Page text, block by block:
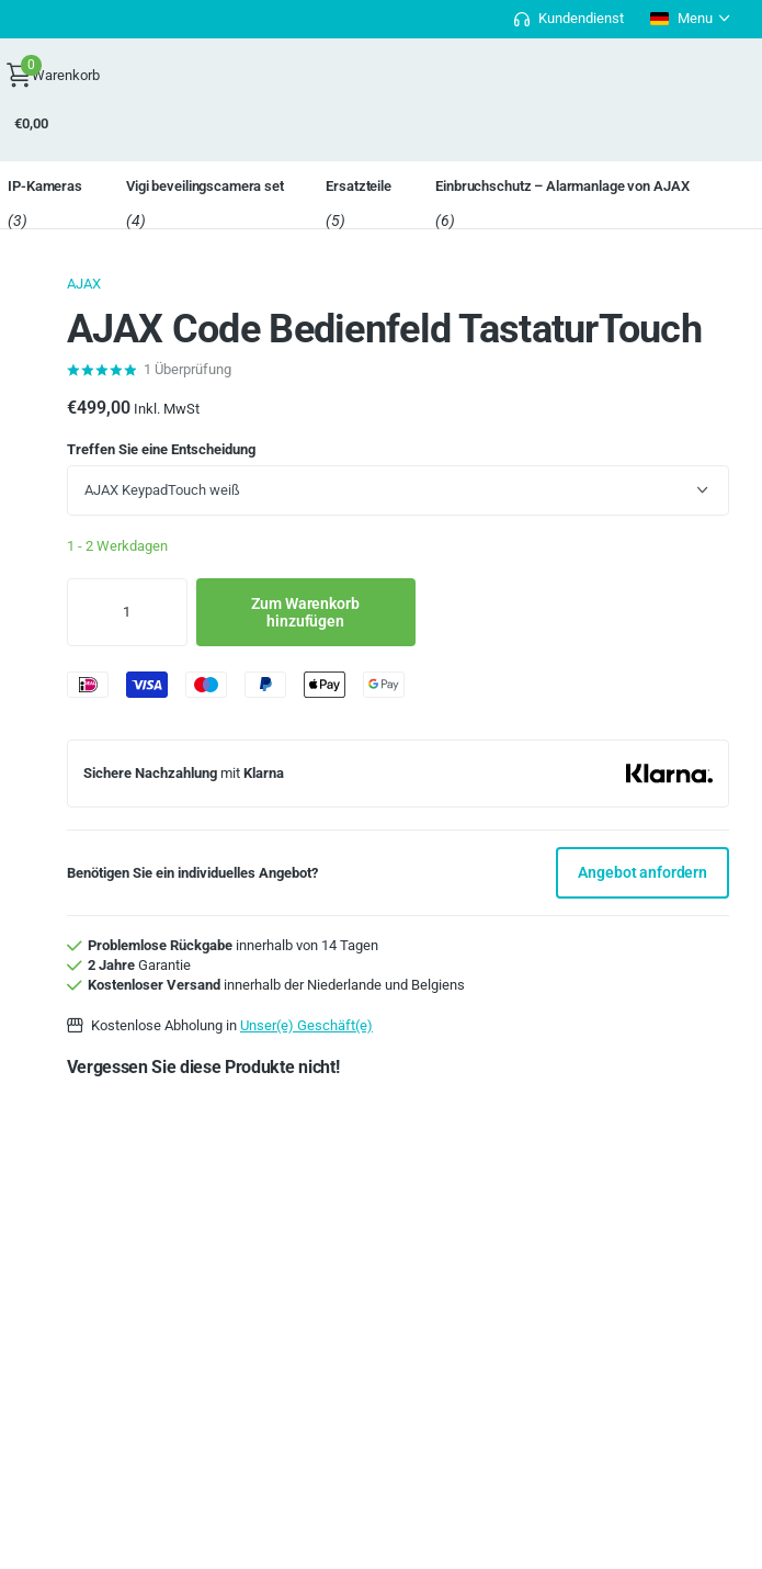
14-tägiges Rückgaberecht. Nicht
Kundendienst Menu
Warenkorb
0
€0,00
IP-Kameras
(3)
Vigi beveilingscamera set
(4)
Ersatzteile
(5)
Einbruchschutz – Alarmanlage von AJAX
(6)
AJAX
AJAX Code Bedienfeld TastaturTouch
1 Überprüfung
€499,00 Inkl. MwSt
Treffen Sie eine Entscheidung
AJAX KeypadTouch weiß
1 - 2 Werkdagen
Zum Warenkorb
hinzufügen
Sichere Nachzahlungmit Klarna
Benötigen Sie ein individuelles Angebot? Angebot anfordern
Problemlose Rückgabe innerhalb von 14 Tagen
2 Jahre Garantie
Kostenloser Versand innerhalb der Niederlande und Belgiens
Kostenlose Abholung inUnser(e) Geschäft(e)
Vergessen Sie diese Produkte nicht!